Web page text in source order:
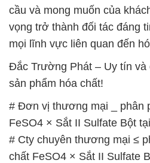
cầu và mong muốn của
vọng trở thành đối tác đáng
mọi lĩnh vực liên quan đến
Đắc Trường Phát – Uy tín
sản phẩm hóa chất!
# Đơn vị thương mại _ phân
FeSO4 × Sắt II Sulfate Bột
# Cty chuyên thương mại ≤
chất FeSO4 × Sắt II Sulfate